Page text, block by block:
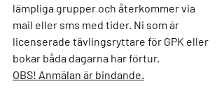
lämpliga grupper och återkommer via
mail eller sms med tider. Ni som är
licenserade tävlingsryttare för GPK eller
bokar båda dagarna har förtur.
OBS! Anmälan är bindande.